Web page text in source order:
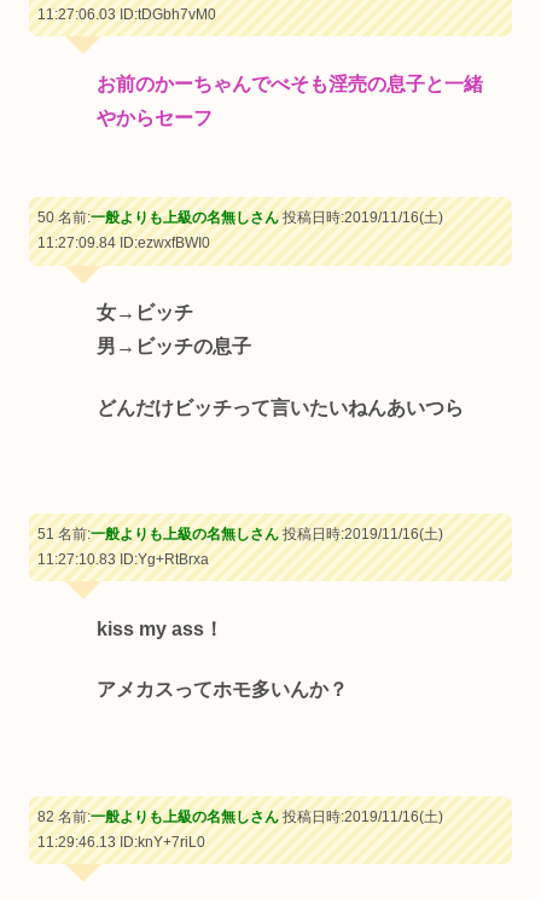
11:27:06.03ID:tDGbh7vM0
お前のかーちゃんでべそも淫売の息子と一緒
やからセーフ
50 名前:一般よりも上級の名無しさん投稿日時:2019/11/16(土)
11:27:09.84ID:ezwxfBWI0
女→ビッチ
男→ビッチの息子
どんだけビッチって言いたいねんあいつら
51 名前:一般よりも上級の名無しさん投稿日時:2019/11/16(土)
11:27:10.83ID:Yg+RtBrxa
kiss my ass！
アメカスってホモ多いんか？
82 名前:一般よりも上級の名無しさん投稿日時:2019/11/16(土)
11:29:46.13ID:knY+7riL0